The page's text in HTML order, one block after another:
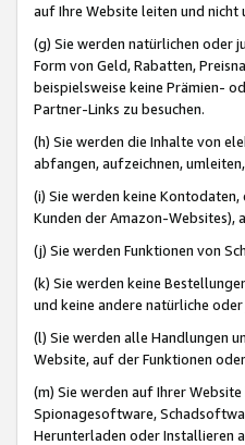
auf Ihre Website leiten und
(g) Sie werden natürlichen oder
Form von Geld, Rabatten,
beispielsweise keine Prämien-
Partner-Links zu besuchen.
(h) Sie werden die Inhalte von
abfangen, aufzeichnen,
(i) Sie werden keine
Kunden der Amazon-Websites),
(j) Sie werden Funktionen von
(k) Sie werden keine
und keine andere natürliche
(l) Sie werden alle Handlungen
Website, auf der Funktionen
(m) Sie werden auf Ihrer
Spionagesoftware,
Herunterladen oder Installieren